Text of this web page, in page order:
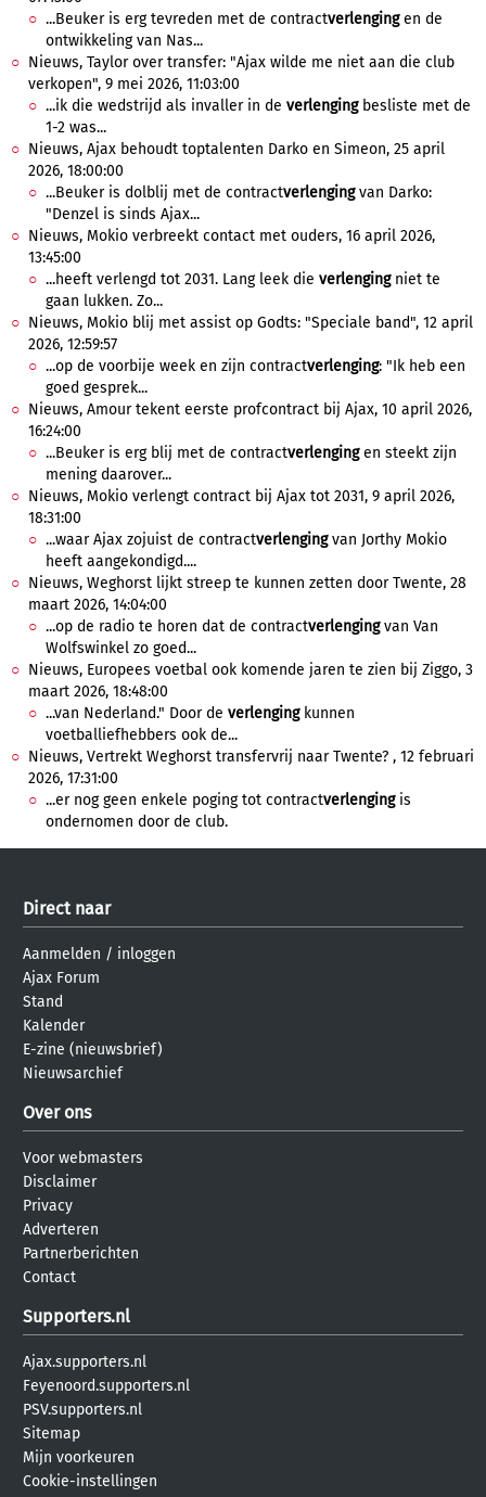
...Beuker is erg tevreden met de contractverlengingen de
ontwikkeling van Nas...
Nieuws, Taylor over transfer: "Ajax wilde me niet aan die club
verkopen", 9 mei 2026, 11:03:00
...ik die wedstrijd als invaller in de verlengingbesliste met de
1-2 was...
Nieuws, Ajax behoudt toptalenten Darko en Simeon, 25 april
2026, 18:00:00
...Beuker is dolblij met de contractverlengingvan Darko:
"Denzel is sinds Ajax...
Nieuws, Mokio verbreekt contact met ouders, 16 april 2026,
13:45:00
...heeft verlengd tot 2031. Lang leek die verlengingniet te
gaan lukken. Zo...
Nieuws, Mokio blij met assist op Godts: "Speciale band", 12 april
2026, 12:59:57
...op de voorbije week en zijn contractverlenging: "Ik heb een
goed gesprek...
Nieuws, Amour tekent eerste profcontract bij Ajax, 10 april 2026,
16:24:00
...Beuker is erg blij met de contractverlengingen steekt zijn
mening daarover...
Nieuws, Mokio verlengt contract bij Ajax tot 2031, 9 april 2026,
18:31:00
...waar Ajax zojuist de contractverlengingvan Jorthy Mokio
heeft aangekondigd....
Nieuws, Weghorst lijkt streep te kunnen zetten door Twente, 28
maart 2026, 14:04:00
...op de radio te horen dat de contractverlengingvan Van
Wolfswinkel zo goed...
Nieuws, Europees voetbal ook komende jaren te zien bij Ziggo, 3
maart 2026, 18:48:00
...van Nederland." Door de verlengingkunnen
voetballiefhebbers ook de...
Nieuws, Vertrekt Weghorst transfervrij naar Twente? , 12 februari
2026, 17:31:00
...er nog geen enkele poging tot contractverlengingis
ondernomen door de club.
Direct naar
Aanmelden / inloggen
Ajax Forum
Stand
Kalender
E-zine (nieuwsbrief)
Nieuwsarchief
Over ons
Voor webmasters
Disclaimer
Privacy
Adverteren
Partnerberichten
Contact
Supporters.nl
Ajax.supporters.nl
Feyenoord.supporters.nl
PSV.supporters.nl
Sitemap
Mijn voorkeuren
Cookie-instellingen